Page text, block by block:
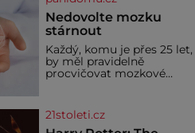
fialová, žlutá, bílá, někdy
dokonce téměř černá. Až
díky stovkám let pečlivého
šlechtění se z ní stává
zelenina, bez které si českou
zahradu ani nedokážeme
představit. Její příběh je
Nedovolte mozku
stárnout
Každý, komu je přes 25 let,
by měl pravidelně
procvičovat mozkové
paměť. Možná máte
problém vzpomenout si na
21stoleti.cz